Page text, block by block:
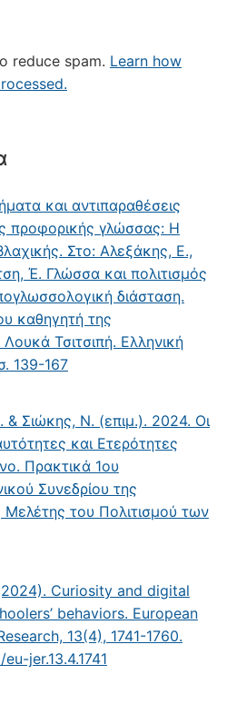
και αντιπαραθέσεις
προφορικής γλώσσας: Η
Στο: Αλεξάκης, Ε.,
Έ. Γλώσσα και πολιτισμός
διάσταση.
καθηγητή της
Τσιτσιπή. Ελληνική
139-167
& Σιώκης, Ν. (επιμ.). 2024. Οι
και Ετερότητες
Πρακτικά 1ου
Συνεδρίου της
Μελέτης του Πολιτισμού των
Curiosity and digital
behaviors. European
13(4), 1741-1760.
jer.13.4.1741
reduce spam. Learn how